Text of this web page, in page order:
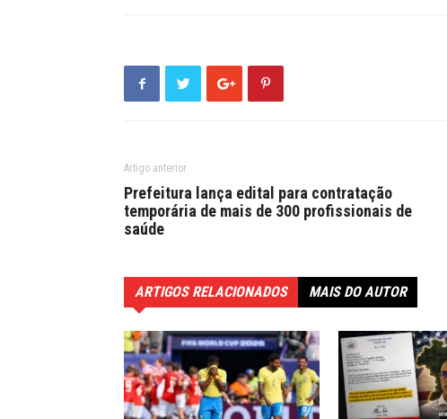
Artigo anterior
Prefeitura lança edital para contratação
temporária de mais de 300 profissionais de
saúde
ARTIGOS RELACIONADOS MAIS DO AUTOR